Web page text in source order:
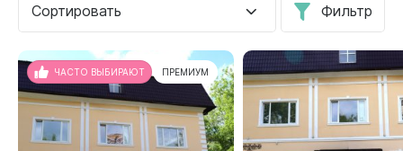
Сортировать Фильтр
ЧАСТО ВЫБИРАЮТ ПРЕМИУМ